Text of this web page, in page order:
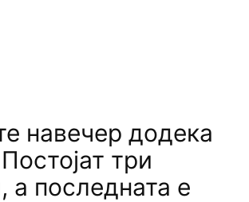
навечер додека
три
а последната е